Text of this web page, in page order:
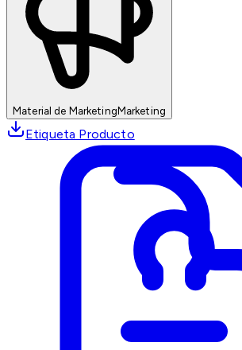
Material de MarketingMarketing
Etiqueta Producto